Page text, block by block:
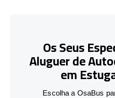
Os Seus
Aluguer de
em
Escolha a OsaBus